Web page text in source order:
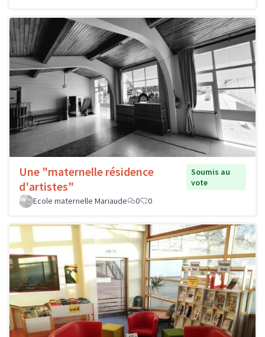
Une "maternelle résidence
d'artistes"
Soumis au
vote
Ecole maternelle Mariaude
0 0